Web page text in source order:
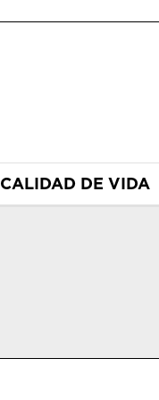
CALIDAD DE VIDA